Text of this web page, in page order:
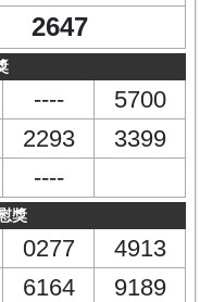
2647
----
5700
2293
3399
----
獎
0277
4913
6164 9189